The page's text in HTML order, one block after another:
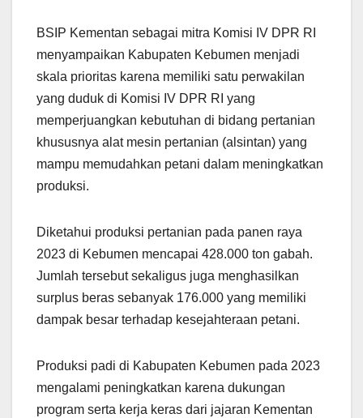
BSIP Kementan sebagai mitra Komisi IV DPR RI
menyampaikan Kabupaten Kebumen menjadi
skala prioritas karena memiliki satu perwakilan
yang duduk di Komisi IV DPR RI yang
memperjuangkan kebutuhan di bidang pertanian
khususnya alat mesin pertanian (alsintan) yang
mampu memudahkan petani dalam meningkatkan
produksi.
Diketahui produksi pertanian pada panen raya
2023 di Kebumen mencapai 428.000 ton gabah.
Jumlah tersebut sekaligus juga menghasilkan
surplus beras sebanyak 176.000 yang memiliki
dampak besar terhadap kesejahteraan petani.
Produksi padi di Kabupaten Kebumen pada 2023
mengalami peningkatkan karena dukungan
program serta kerja keras dari jajaran Kementan